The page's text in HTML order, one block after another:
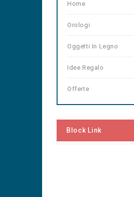
Home
Orologi
Oggetti In Legno
Idee Regalo
Offerte
Block Link